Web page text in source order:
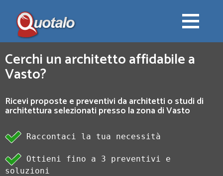
Cerchi un architetto affidabile a
Vasto?
Ricevi proposte e preventivi da architetti o studi di
architettura selezionati presso la zona di Vasto
Raccontaci la tua necessità
Ottieni fino a 3 preventivi e
soluzioni